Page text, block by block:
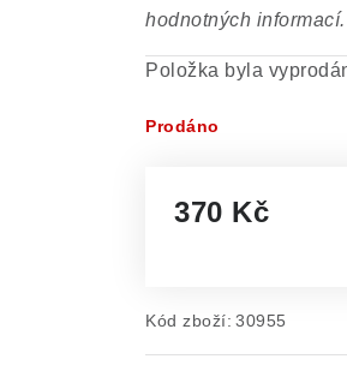
hodnotných informací.
Položka byla
Prodáno
370 Kč
Kód zboží: 30955